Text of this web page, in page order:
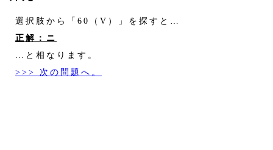
選択肢から「60（V）」を探すと…
正解：ニ
…と相なります。
>>> 次の問題へ。